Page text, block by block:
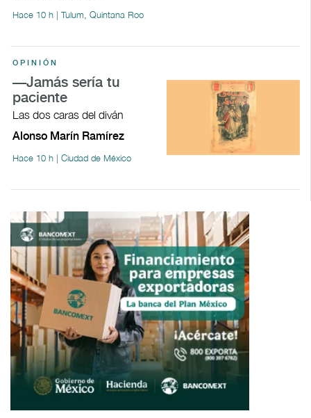
Hace 10 h | Tulum, Quintana Roo
OPINIÓN
—Jamás sería tu
paciente
Las dos caras del diván
Alonso Marín Ramírez
Hace 10 h | Ciudad de México